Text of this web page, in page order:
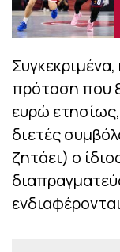
πρόταση που
ευρώ ετησίως,
διετές
ζητάει) ο